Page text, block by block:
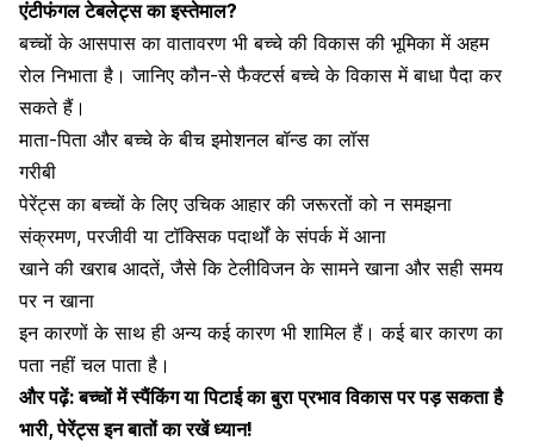
एंटीफंगल टेबलेट्स का इस्तेमाल?
बच्चों के आसपास का वातावरण भी बच्चे की विकास की भूमिका में अहम
रोल निभाता है। जानिए कौन-से फैक्टर्स बच्चे के विकास में बाधा पैदा कर
सकते हैं।
माता-पिता और बच्चे के बीच इमोशनल बॉन्ड का लॉस
गरीबी
पेरेंट्स का बच्चों के लिए उचिक आहार की जरूरतों को न समझना
संक्रमण, परजीवी या टॉक्सिक पदार्थों के संपर्क में आना
खाने की खराब आदतें, जैसे कि टेलीविजन के सामने खाना और सही समय
पर न खाना
इन कारणों के साथ ही अन्य कई कारण भी शामिल हैं। कई बार कारण का
पता नहीं चल पाता है।
और पढ़ें:बच्चों में स्पैंकिंग या पिटाई का बुरा प्रभाव विकास पर पड़ सकता है
भारी, पेरेंट्स इन बातों का रखें ध्यान!